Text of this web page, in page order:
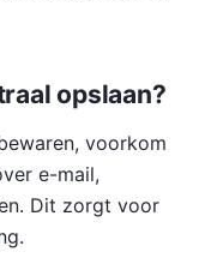
opslaan?
voorkom
e-mail,
Dit zorgt voor